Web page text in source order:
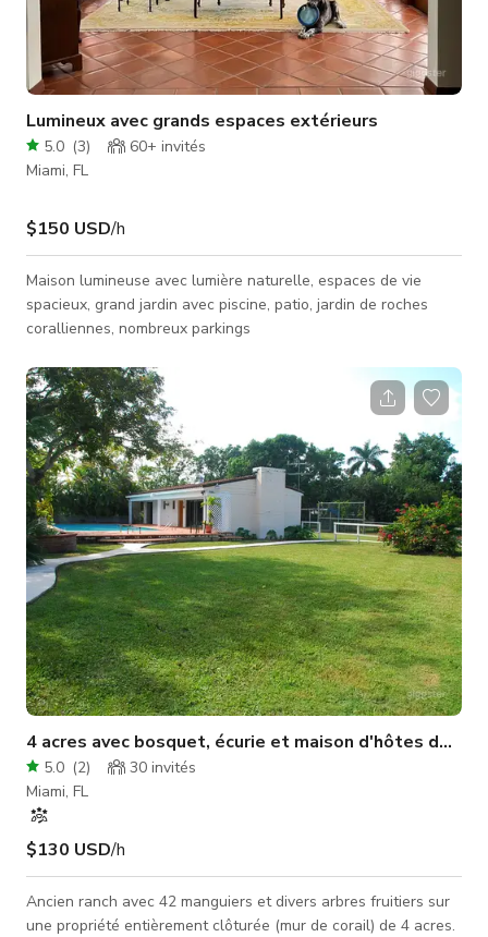
Lumineux avec grands espaces extérieurs
5.0 (3) 60+ invités
Miami, FL
$150 USD/h
Maison lumineuse avec lumière naturelle, espaces de vie
spacieux, grand jardin avec piscine, patio, jardin de roches
coralliennes, nombreux parkings
4 acres avec bosquet, écurie et maison d'hôtes des
5.0 (2) 30 invités
Miami, FL
$130 USD/h
Ancien ranch avec 42 manguiers et divers arbres fruitiers sur
une propriété entièrement clôturée (mur de corail) de 4 acres.